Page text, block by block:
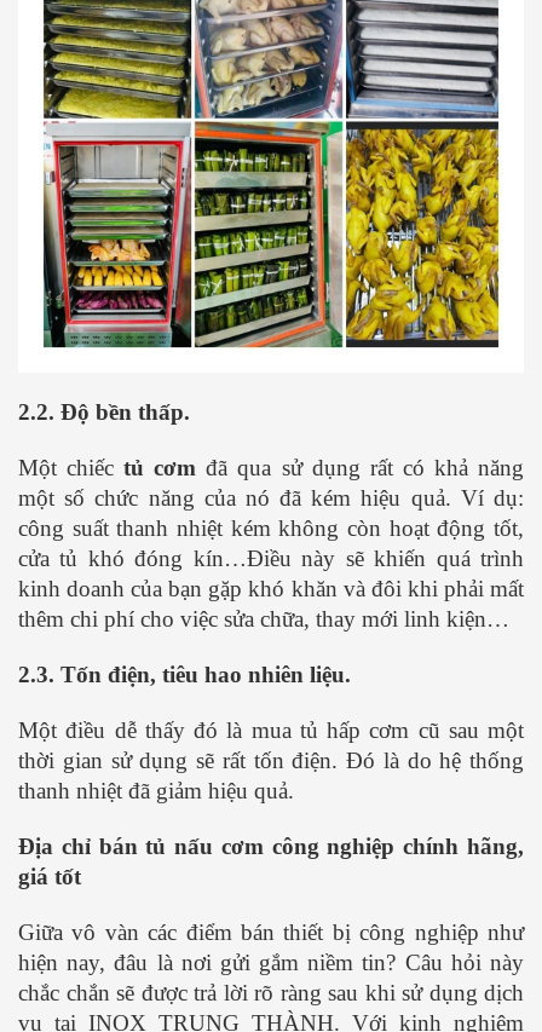
2.2. Độ bền thấp.
Một chiếctủ cơm đã qua sử dụng rất có khả năng
một số chức năng của nó đã kém hiệu quả. Ví dụ:
công suất thanh nhiệt kém không còn hoạt động tốt,
cửa tủ khó đóng kín…Điều này sẽ khiến quá trình
kinh doanh của bạn gặp khó khăn và đôi khi phải mất
thêm chi phí cho việc sửa chữa, thay mới linh kiện…
2.3. Tốn điện, tiêu hao nhiên liệu.
Một điều dễ thấy đó là mua tủ hấp cơm cũ sau một
thời gian sử dụng sẽ rất tốn điện. Đó là do hệ thống
thanh nhiệt đã giảm hiệu quả.
Địa chỉ bán tủ nấu cơm công nghiệp chính hãng,
giá tốt
Giữa vô vàn các điểm bán thiết bị công nghiệp như
hiện nay, đâu là nơi gửi gắm niềm tin? Câu hỏi này
chắc chắn sẽ được trả lời rõ ràng sau khi sử dụng dịch
vụ tại INOX TRUNG THÀNH. Với kinh nghiệm